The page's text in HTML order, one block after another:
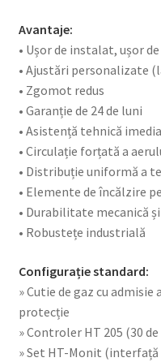
Avantaje:
• Ușor de instalat, ușor
• Ajustări personalizate
• Zgomot redus
• Garanție de 24 de luni
• Asistență tehnică
• Circulație forțată a
• Distribuție uniformă a
• Elemente de încălzire
• Durabilitate mecanică
• Robustețe industrială
Configurație standard:
» Cutie de gaz cu
protecție
» Controler HT 205 (30
» Set HT-Monit (interfață